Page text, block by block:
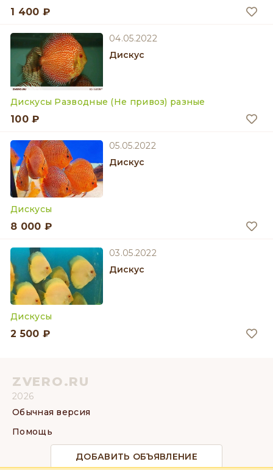
1 400 ₽
04.05.2022
Дискус
Дискусы Разводные (Не привоз) разные
100 ₽
05.05.2022
Дискус
Дискусы
8 000 ₽
03.05.2022
Дискус
Дискусы
2 500 ₽
ZVERO.RU
2026
Обычная версия
Помощь
ДОБАВИТЬ ОБЪЯВЛЕНИЕ